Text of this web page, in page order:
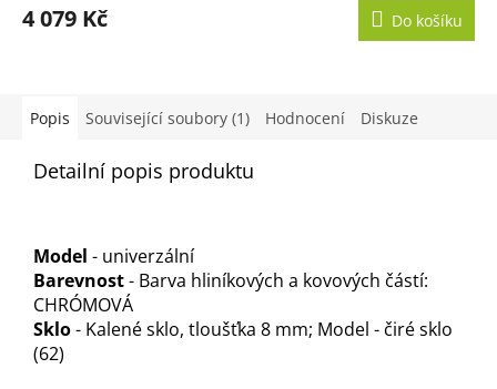
produktu
je
hvězdiček.
4 079 Kč Do košíku
Popis Související soubory (1) Hodnocení Diskuze
Detailní popis produktu
Model - univerzální
Barevnost- Barva hliníkových a kovových částí:
CHRÓMOVÁ
Sklo- Kalené sklo, tloušťka 8 mm; Model - čiré sklo
(62)